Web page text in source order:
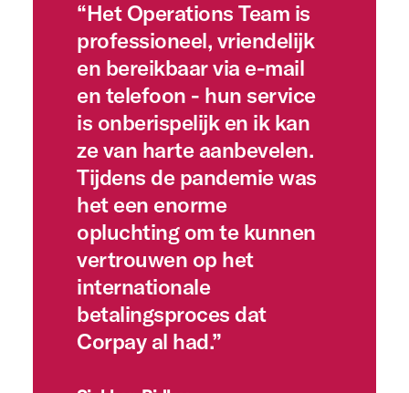
“Ik ben onder de indruk
van hoe toegankelijk en
behulpzaam Corpay-
personeel is. Omdat het
personeel zowel in het
Verenigd Koninkrijk als in
de VS werkt, worden
vragen ook buiten de
normale werktijden in het
Verenigd Koninkrijk
beantwoord. De website is
gebruiksvriendelijk en het
opleiden van nieuwe
“Het Operations Team is
professioneel, vriendelijk
en bereikbaar via e-mail
en telefoon - hun service
is onberispelijk en ik kan
ze van harte aanbevelen.
Tijdens de pandemie was
het een enorme
opluchting om te kunnen
vertrouwen op het
internationale
betalingsproces dat
Corpay al had.”
“Corpay heeft het bedrijf
en onze klanten eenvoud,
nauwkeurigheid en
economische voordelen
gebracht. Ze verwerken
buitenlandse betalingen
betrouwbaar, van
factuurontvangst tot
elektronische uitbetaling,
met minimale inspanning
van onze
supportmedewerkers.
Corpay heeft de functie